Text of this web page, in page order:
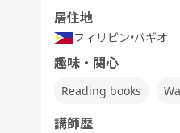
メリカ英語 -
ビジネス英会
話
居住地
フィリピン•バギオ
趣味・関心
Reading books
講師歴